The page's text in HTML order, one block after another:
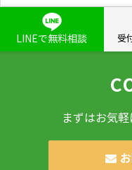
LINEで無料相談 受
まずはお気